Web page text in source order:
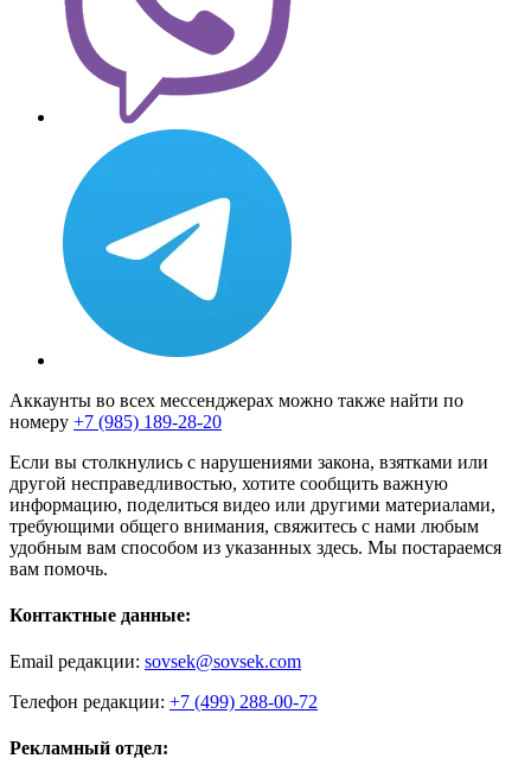
Аккаунты во всех мессенджерах можно также найти по
номеру +7 (985) 189-28-20
Если вы столкнулись с нарушениями закона, взятками или
другой несправедливостью, хотите сообщить важную
информацию, поделиться видео или другими материалами,
требующими общего внимания, свяжитесь с нами любым
удобным вам способом из указанных здесь. Мы постараемся
вам помочь.
Контактные данные:
Email редакции: sovsek@sovsek.com
Телефон редакции: +7 (499) 288-00-72
Рекламный отдел: